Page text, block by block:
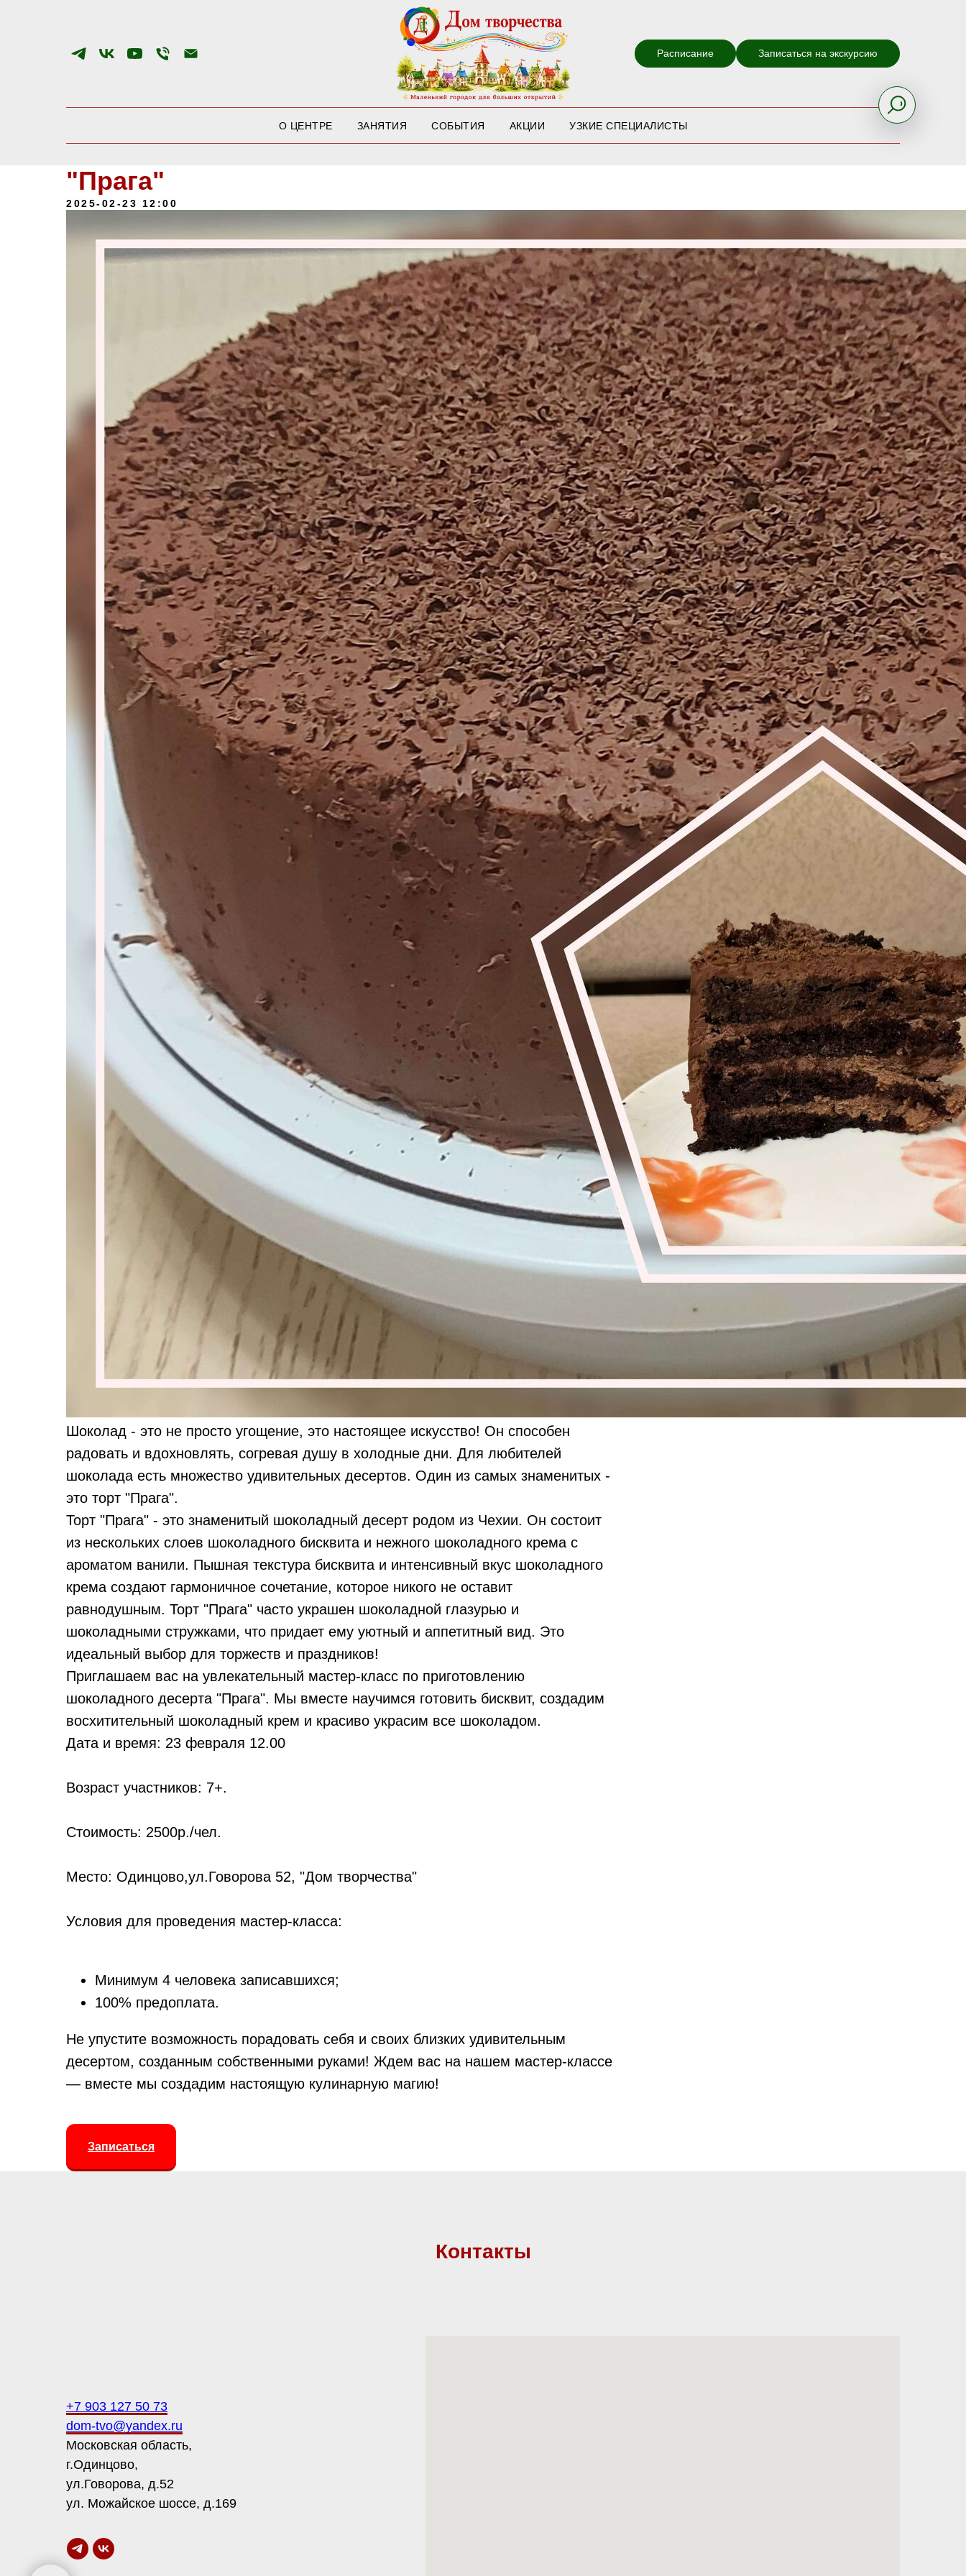
Расписание Записаться на экскурсию
О ЦЕНТРЕ ЗАНЯТИЯ СОБЫТИЯ АКЦИИ УЗКИЕ СПЕЦИАЛИСТЫ
"Прага"
2025-02-23 12:00
Шоколад - это не просто угощение, это настоящее искусство! Он способен
радовать и вдохновлять, согревая душу в холодные дни. Для любителей
шоколада есть множество удивительных десертов. Один из самых знаменитых -
это торт "Прага".
Торт "Прага" - это знаменитый шоколадный десерт родом из Чехии. Он состоит
из нескольких слоев шоколадного бисквита и нежного шоколадного крема с
ароматом ванили. Пышная текстура бисквита и интенсивный вкус шоколадного
крема создают гармоничное сочетание, которое никого не оставит
равнодушным. Торт "Прага" часто украшен шоколадной глазурью и
шоколадными стружками, что придает ему уютный и аппетитный вид. Это
идеальный выбор для торжеств и праздников!
Приглашаем вас на увлекательный мастер-класс по приготовлению
шоколадного десерта "Прага". Мы вместе научимся готовить бисквит, создадим
восхитительный шоколадный крем и красиво украсим все шоколадом.
Дата и время: 23 февраля 12.00
Возраст участников: 7+.
Стоимость: 2500р./чел.
Место: Одинцово,ул.Говорова 52, "Дом творчества"
Условия для проведения мастер-класса:
Минимум 4 человека записавшихся;
100% предоплата.
Не упустите возможность порадовать себя и своих близких удивительным
десертом, созданным собственными руками! Ждем вас на нашем мастер-классе
— вместе мы создадим настоящую кулинарную магию!
Записаться
Контакты
+7 903 127 50 73
dom-tvo@yandex.ru
Московская область,
г.Одинцово,
ул.Говорова, д.52
ул. Можайское шоссе, д.169